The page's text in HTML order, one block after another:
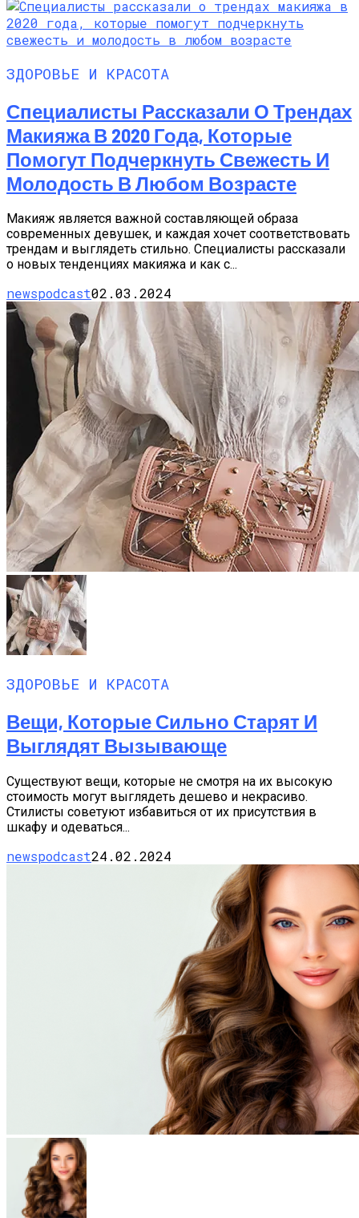
ЗДОРОВЬЕ И КРАСОТА
Специалисты Рассказали О Трендах
Макияжа В 2020 Года, Которые
Помогут Подчеркнуть Свежесть И
Молодость В Любом Возрасте
Макияж является важной составляющей образа
современных девушек, и каждая хочет соответствовать
трендам и выглядеть стильно. Специалисты рассказали
о новых тенденциях макияжа и как с...
newspodcast02.03.2024
ЗДОРОВЬЕ И КРАСОТА
Вещи, Которые Сильно Старят И
Выглядят Вызывающе
Существуют вещи, которые не смотря на их высокую
стоимость могут выглядеть дешево и некрасиво.
Стилисты советуют избавиться от их присутствия в
шкафу и одеваться...
newspodcast24.02.2024